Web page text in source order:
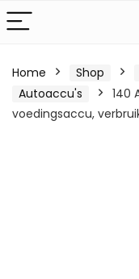
Home Shop
Autoaccu's
140
voedingsaccu,